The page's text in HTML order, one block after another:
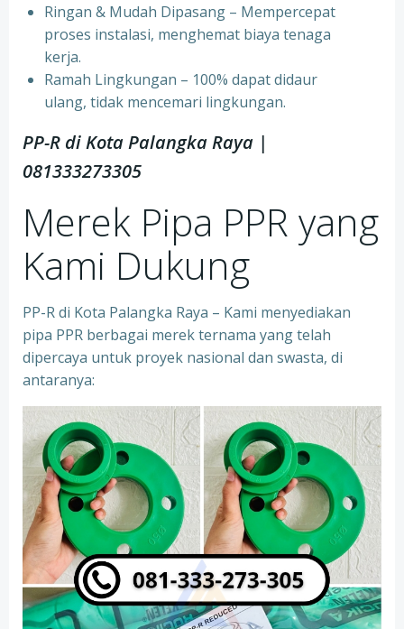
⁠Ringan & Mudah Dipasang – Mempercepat
proses instalasi, menghemat biaya tenaga
kerja.
⁠Ramah Lingkungan – 100% dapat didaur
ulang, tidak mencemari lingkungan.
PP-R di KotaPalangka Raya |
081333273305
Merek Pipa PPR yang
Kami Dukung
PP-R di Kota Palangka Raya – Kami menyediakan
pipa PPR berbagai merek ternama yang telah
dipercaya untuk proyek nasional dan swasta, di
antaranya: